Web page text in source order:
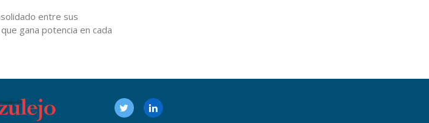
entre sus
gana potencia en cada